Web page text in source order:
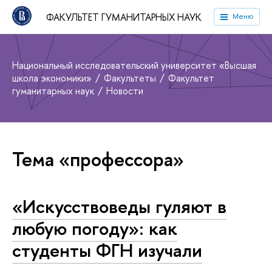
ФАКУЛЬТЕТ ГУМАНИТАРНЫХ НАУК Меню
Национальный исследовательский университет «Высшая
школа экономики»
Факультеты
Факультет
гуманитарных наук
Новости
Тема «профессора»
«Искусствоведы гуляют в
любую погоду»: как
студенты ФГН изучали